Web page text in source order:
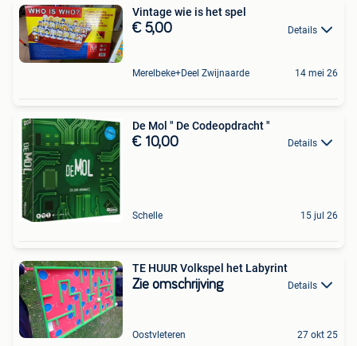
Vintage wie is het spel
€ 5,00 Details
Merelbeke+Deel Zwijnaarde 14 mei 26
De Mol " De Codeopdracht "
€ 10,00 Details
Schelle 15 jul 26
TE HUUR Volkspel het Labyrint
Zie omschrijving Details
Oostvleteren 27 okt 25